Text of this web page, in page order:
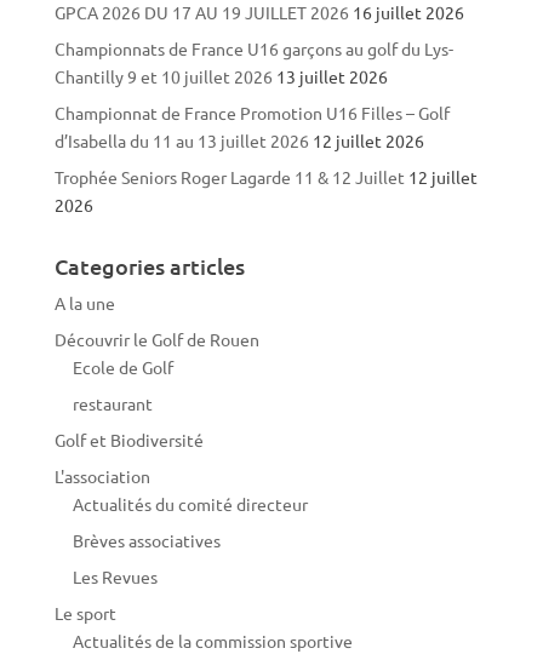
GPCA 2026 DU 17 AU 19 JUILLET 2026 16 juillet 2026
Championnats de France U16 garçons au golf du Lys-
Chantilly 9 et 10 juillet 2026 13 juillet 2026
Championnat de France Promotion U16 Filles – Golf
d’Isabella du 11 au 13 juillet 2026 12 juillet 2026
Trophée Seniors Roger Lagarde 11 & 12 Juillet 12 juillet
2026
Categories articles
A la une
Découvrir le Golf de Rouen
Ecole de Golf
restaurant
Golf et Biodiversité
L'association
Actualités du comité directeur
Brèves associatives
Les Revues
Le sport
Actualités de la commission sportive